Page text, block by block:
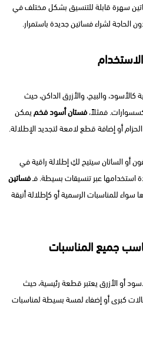
سهرة قابلة للتنسيق بشكل مختلف في
لشراء فساتين جديدة باستمرار.
والبيج، والأزرق الداكن، حيث
فمثلاً،فستان أسود فخميمكن
أو إضافة قطع لامعة لتجديد الإطلالة.
أو الساتان سيتيح لكِ إطلالة راقية في
استخدامها عبر تنسيقات بسيطة. فـفساتين
سواء للمناسبات الرسمية أو كإطلالة أنيقة
أو الأزرق يعتبر قطعة رئيسية، حيث
كبرى أو إضفاء لمسة بسيطة لمناسبات